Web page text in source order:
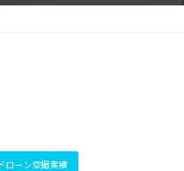
ローン空撮実績